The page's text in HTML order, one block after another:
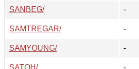
SANBEG/
-
SAMTREGAR/
-
SAMYOUNG/
-
SATOH/
-